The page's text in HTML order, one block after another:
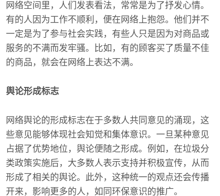
网络空间里，人们发表看法，常常是为了抒发心情。
有的人因为工作不顺利，便在网络上抱怨。他们并不
一定是为了参与社会实践，有些人只是因为对商品或
服务的不满而发牢骚。比如，有的顾客买了质量不佳
的商品，就会在网络上表达不满。
舆论形成标志
网络舆论的形成标志在于多数人共同意见的涌现，这
些意见能够体现社会知觉和集体意识。一旦某种意见
占据了优势地位，舆论便随之形成。例如，在垃圾分
类政策实施后，大多数人表示支持并积极宣传，从而
形成了相关的舆论。此外，这种统一的观点还会传播
开来，影响更多的人，如同环保意识的推广。